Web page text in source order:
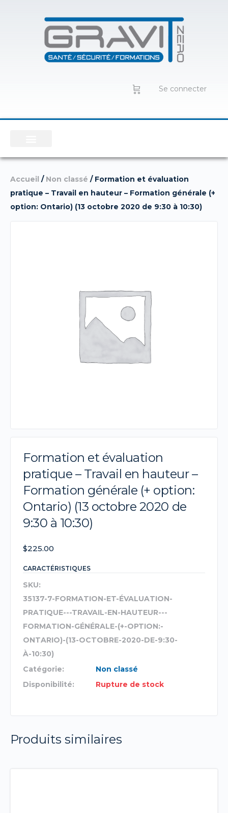
Se connecter
Accueil / Non classé / Formation et évaluation
pratique – Travail en hauteur – Formation générale (+
option: Ontario) (13 octobre 2020 de 9:30 à 10:30)
Formation et évaluation
pratique – Travail en hauteur –
Formation générale (+ option:
Ontario) (13 octobre 2020 de
9:30 à 10:30)
$225.00
CARACTÉRISTIQUES
SKU:
35137-7-FORMATION-ET-ÉVALUATION-
PRATIQUE---TRAVAIL-EN-HAUTEUR---
FORMATION-GÉNÉRALE-(+-OPTION:-
ONTARIO)-(13-OCTOBRE-2020-DE-9:30-
À-10:30)
Catégorie:
Non classé
Disponibilité:
Rupture de stock
Produits similaires